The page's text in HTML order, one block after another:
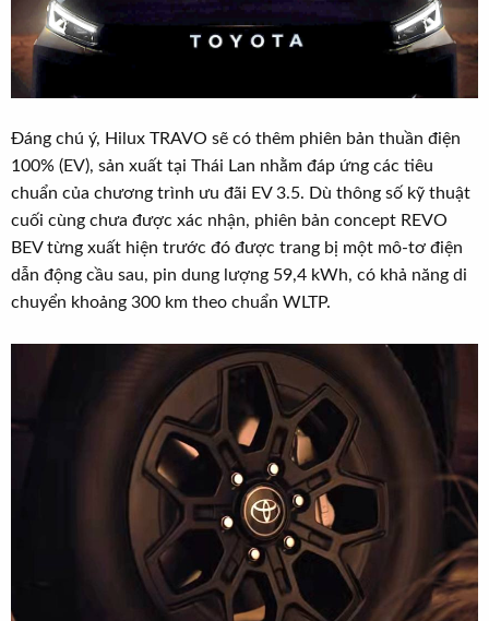
Đáng chú ý, Hilux TRAVO sẽ có thêm phiên bản thuần điện
100% (EV), sản xuất tại Thái Lan nhằm đáp ứng các tiêu
chuẩn của chương trình ưu đãi EV 3.5. Dù thông số kỹ thuật
cuối cùng chưa được xác nhận, phiên bản concept REVO
BEV từng xuất hiện trước đó được trang bị một mô-tơ điện
dẫn động cầu sau, pin dung lượng 59,4 kWh, có khả năng di
chuyển khoảng 300 km theo chuẩn WLTP.